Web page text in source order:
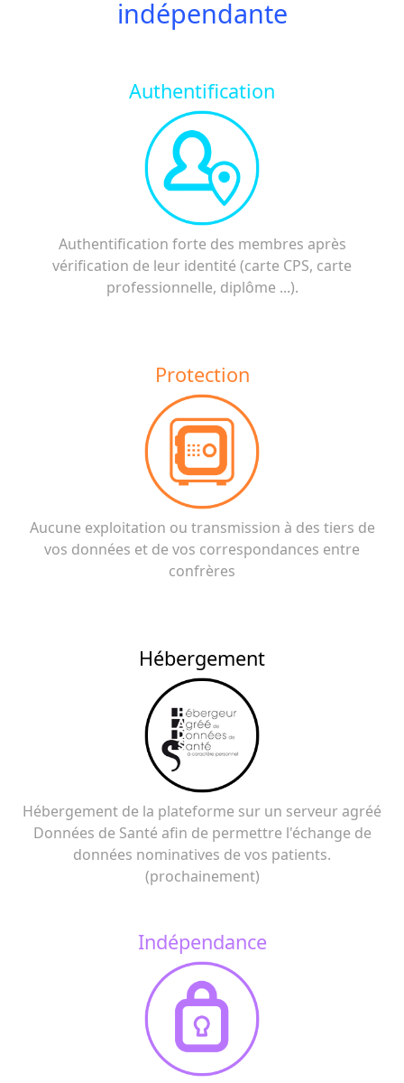
indépendante
Authentification
Authentification forte des membres après
vérification de leur identité (carte CPS, carte
professionnelle, diplôme ...).
Protection
Aucune exploitation ou transmission à des tiers de
vos données et de vos correspondances entre
confrères
Hébergement
Hébergement de la plateforme sur un serveur agréé
Données de Santé afin de permettre l'échange de
données nominatives de vos patients.
(prochainement)
Indépendance